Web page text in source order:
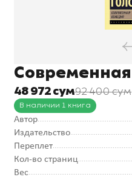
48 972 сум92 400 сум
В наличии 1 книга
Автор
Издательство
Переплет
Кол-во страниц
Вес